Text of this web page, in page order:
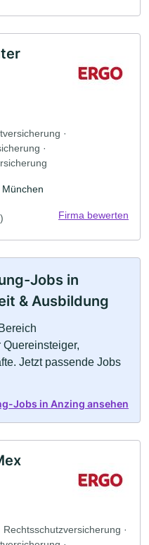
·
·
Firma bewerten
Jobs in
& Ausbildung
Jetzt passende Jobs
Jobs in Anzing ansehen
·